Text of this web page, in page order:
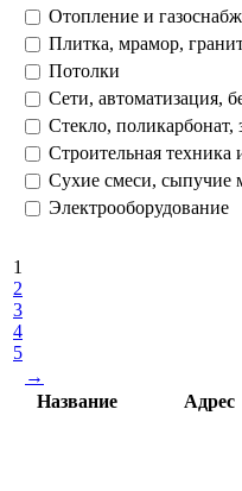
Отопление и
Плитка, мрамор,
Потолки
Сети, автоматизация,
Стекло, поликарбонат,
Строительная техника
Сухие смеси, сыпучие
Электрооборудование
1
2
3
4
5
→
Название
Адрес